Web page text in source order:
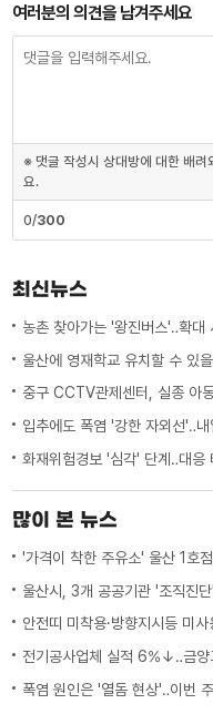
여러분의 의견을 남겨주세요
※ 댓글 작성시 상대방에 대한 배
요.
0/300
최신뉴스
농촌 찾아가는 '왕진버스'‥확대
울산에 영재학교 유치할 수 있
중구 CCTV관제센터, 실종 아
입추에도 폭염 '강한 자외선'‥
화재위험경보 '심각' 단계‥대응
많이 본 뉴스
'가격이 착한 주유소' 울산 1호
울산시, 3개 공공기관 '조직진
안전띠 미착용·방향지시등 미
전기공사업체 실적 6%↓‥금양
폭염 원인은 '열돔 현상'‥이번